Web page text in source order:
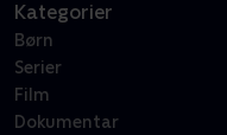
Kategorier
Børn
Serier
Film
Dokumentar